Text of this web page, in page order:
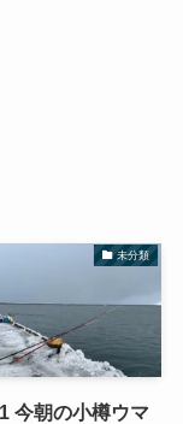
未分類
今朝の小樽ウマ